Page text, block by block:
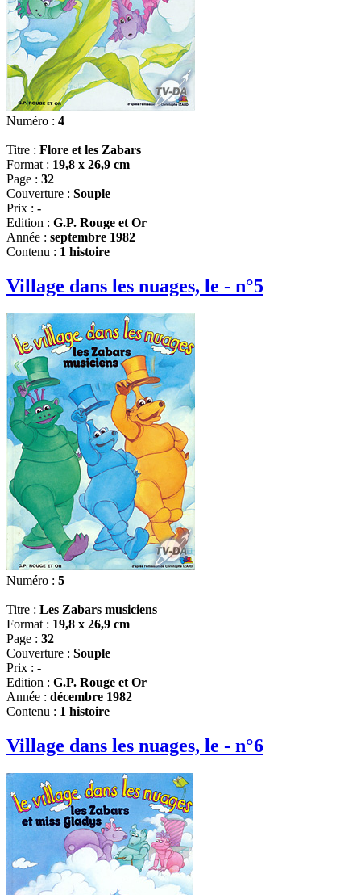
Numéro : 4
Titre : Flore et les Zabars
Format : 19,8 x 26,9 cm
Page : 32
Couverture : Souple
Prix : -
Edition : G.P. Rouge et Or
Année : septembre 1982
Contenu : 1 histoire
Village dans les nuages, le - n°5
Numéro : 5
Titre : Les Zabars musiciens
Format : 19,8 x 26,9 cm
Page : 32
Couverture : Souple
Prix : -
Edition : G.P. Rouge et Or
Année : décembre 1982
Contenu : 1 histoire
Village dans les nuages, le - n°6